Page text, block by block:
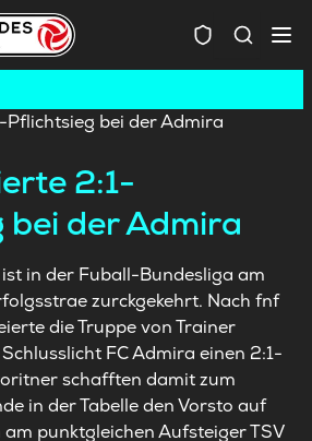
2:1-
bei der Admira
in der Fuball-Bundesliga am
zurckgekehrt. Nach fnf
die Truppe von Trainer
FC Admira einen 2:1-
schafften damit zum
in der Tabelle den Vorsto auf
punktgleichen Aufsteiger TSV